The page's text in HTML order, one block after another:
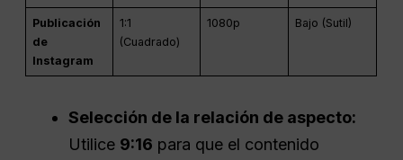
Publicación
de
Instagram
1:1
(Cuadrado)
1080p Bajo (Sutil)
Selección de la relación de aspecto:
Utilice 9:16 para que el contenido